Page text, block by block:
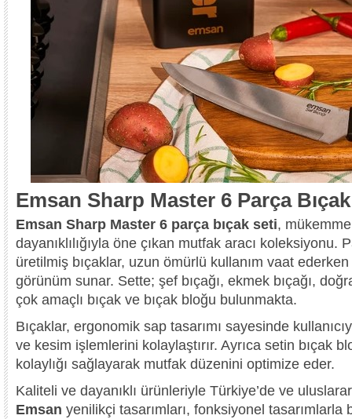
Emsan Sharp Master 6 Parça
Emsan Sharp Master 6 parça bıçak seti,
dayanıklılığıyla öne çıkan mutfak aracı koleksiyonu.
üretilmiş bıçaklar, uzun ömürlü kullanım vaat
görünüm sunar. Sette; şef bıçağı, ekmek bıçağı,
çok amaçlı bıçak ve bıçak bloğu bulunmakta.
Bıçaklar, ergonomik sap tasarımı sayesinde
ve kesim işlemlerini kolaylaştırır. Ayrıca setin bıçak
kolaylığı sağlayarak mutfak düzenini optimize eder.
Kaliteli ve dayanıklı ürünleriyle Türkiye’de ve
Emsan yenilikçi tasarımları, fonksiyonel tasarımlarla